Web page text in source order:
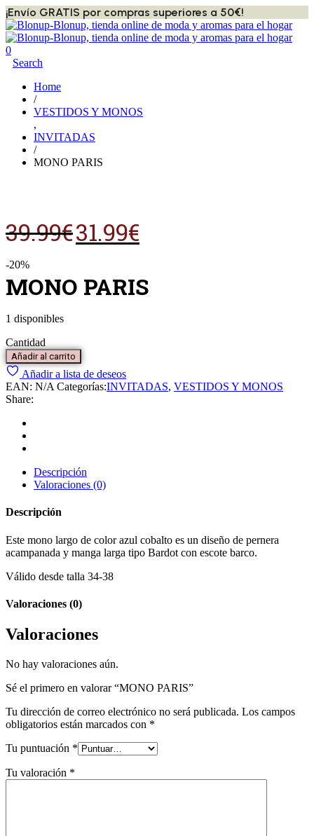
¡Envío GRATIS por compras superiores a 50€!
0
Search
Home
/
VESTIDOS Y MONOS
,
INVITADAS
/
MONO PARIS
39.99€ El
precio
original
31.99€actual
-20%
MONO PARIS
1 disponibles
Cantidad
Añadir al carrito
Añadir a lista de deseos
EAN: N/A Categorías:INVITADAS, VESTIDOS Y MONOS
Share:
Descripción
Valoraciones (0)
Descripción
Este mono largo de color azul cobalto es un diseño de pernera
acampanada y manga larga tipo Bardot con escote barco.
Válido desde talla 34-38
Valoraciones (0)
Valoraciones
No hay valoraciones aún.
Sé el primero en valorar “MONO PARIS”
Tu dirección de correo electrónico no será publicada. Los campos
obligatorios están marcados con *
Tu puntuación *
Tu valoración *